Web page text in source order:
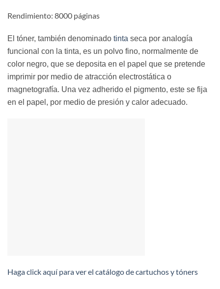
Rendimiento: 8000 páginas
El tóner, también denominado tinta seca por analogía
funcional con la tinta, es un polvo fino, normalmente de
color negro, que se deposita en el papel que se pretende
imprimir por medio de atracción electrostática o
magnetografía. Una vez adherido el pigmento, este se fija
en el papel, por medio de presión y calor adecuado.
Haga click aquí para ver el catálogo de cartuchos y tóners